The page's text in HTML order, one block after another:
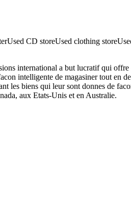
Used CD storeUsed clothing store
international a but lucratif qui
intelligente de magasiner tout en
les biens qui leur sont donnes de
aux Etats-Unis et en Australie.